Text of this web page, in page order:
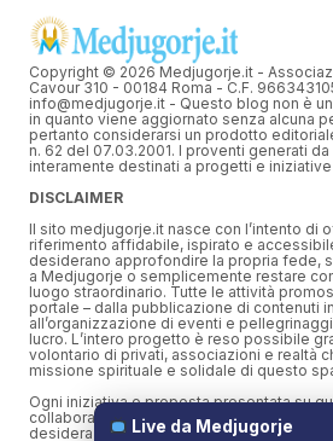
Live da Medjugorje
Copyright © 2026 Medjugorje.it -
Cavour 310 - 00184 Roma - C.F.
info@medjugorje.it - Questo blog non è
in quanto viene aggiornato senza alcuna
pertanto considerarsi un prodotto
n. 62 del 07.03.2001. I proventi generati
interamente destinati a progetti e
DISCLAIMER
Il sito medjugorje.it nasce con l’intento di
riferimento affidabile, ispirato e
desiderano approfondire la propria fede,
a Medjugorje o semplicemente restare
luogo straordinario. Tutte le attività
portale – dalla pubblicazione di contenuti
all’organizzazione di eventi e
lucro. L’intero progetto è reso possibile
volontario di privati, associazioni e realtà
missione spirituale e solidale di questo
Ogni iniziativa o proposta presentata su
collaborazioni spontanee o supportata da
desidera contribuire liberamente alla